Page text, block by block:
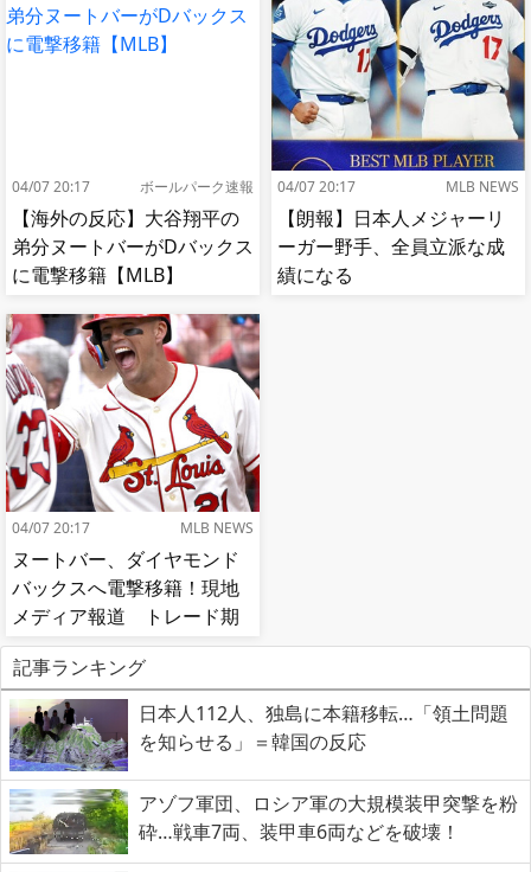
04/07 20:17 ボールパーク速報
【海外の反応】大谷翔平の
弟分ヌートバーがDバックス
に電撃移籍【MLB】
04/07 20:17 MLB NEWS
【朗報】日本人メジャーリ
ーガー野手、全員立派な成
績になる
04/07 20:17 MLB NEWS
ヌートバー、ダイヤモンド
バックスへ電撃移籍！現地
メディア報道 トレード期
限最終日
記事ランキング
日本人112人、独島に本籍移転…「領土問題
を知らせる」＝韓国の反応
アゾフ軍団、ロシア軍の大規模装甲突撃を粉
砕…戦車7両、装甲車6両などを破壊！